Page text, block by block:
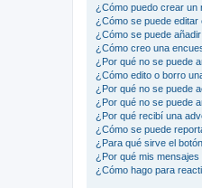
¿Cómo puedo crear un
¿Cómo se puede
¿Cómo se puede
¿Cómo creo una
¿Por qué no se puede
¿Cómo edito o borro
¿Por qué no se puede
¿Por qué no se puede
¿Por qué recibí una
¿Cómo se puede
¿Para qué sirve el
¿Por qué mis
¿Cómo hago para